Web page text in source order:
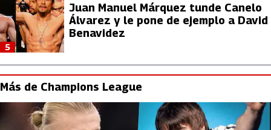
Juan Manuel Márquez tunde Canelo
Álvarez y le pone de ejemplo a David
Benavidez
5
Más de Champions League